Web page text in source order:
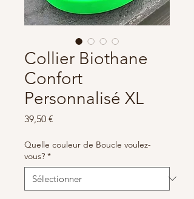
Collier Biothane
Confort
Personnalisé XL
39,50 €
Quelle couleur de Boucle voulez-
vous? *